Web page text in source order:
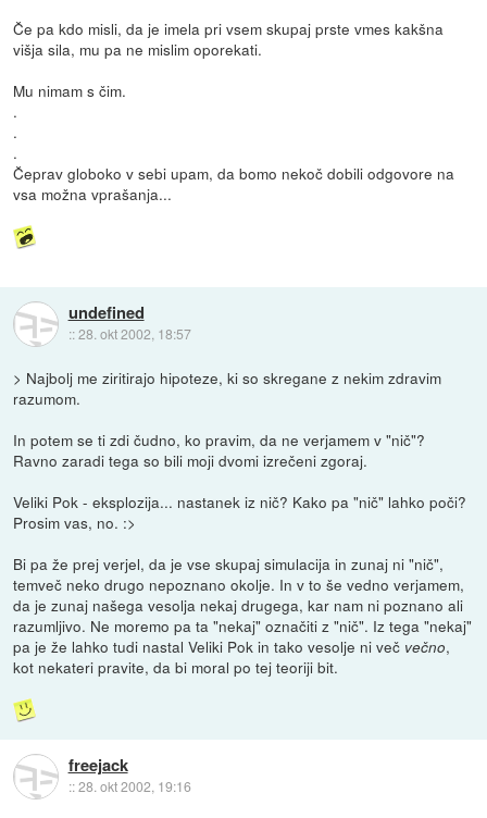
Če pa kdo misli, da je imela pri vsem skupaj prste vmes kakšna
višja sila, mu pa ne mislim oporekati.
Mu nimam s čim.
.
.
.
Čeprav globoko v sebi upam, da bomo nekoč dobili odgovore na
vsa možna vprašanja...
undefined
::28. okt 2002, 18:57
> Najbolj me ziritirajo hipoteze, ki so skregane z nekim zdravim
razumom.
In potem se ti zdi čudno, ko pravim, da ne verjamem v "nič"?
Ravno zaradi tega so bili moji dvomi izrečeni zgoraj.
Veliki Pok - eksplozija... nastanek iz nič? Kako pa "nič" lahko poči?
Prosim vas, no. :>
Bi pa že prej verjel, da je vse skupaj simulacija in zunaj ni "nič",
temveč neko drugo nepoznano okolje. In v to še vedno verjamem,
da je zunaj našega vesolja nekaj drugega, kar nam ni poznano ali
razumljivo. Ne moremo pa ta "nekaj" označiti z "nič". Iz tega "nekaj"
pa je že lahko tudi nastal Veliki Pok in tako vesolje ni več večno,
kot nekateri pravite, da bi moral po tej teoriji bit.
freejack
::28. okt 2002, 19:16